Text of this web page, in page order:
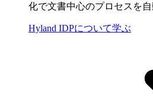
化で文書中心のプロセスを自
Hyland IDPについて学ぶ